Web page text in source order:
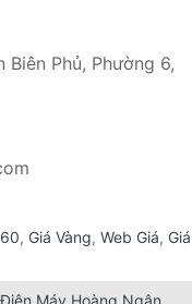
Biên Phủ, Phường 6,
, Giá Vàng, Web Giá, Giá
Điện Máy Hoàng Ngân